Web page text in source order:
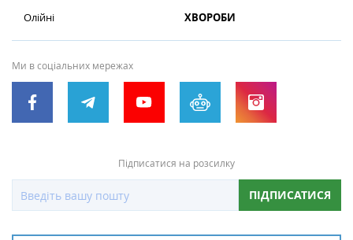
Олійні
ХВОРОБИ
Ми в соціальних мережах
Підписатися на розсилку
ПІДПИСАТИСЯ